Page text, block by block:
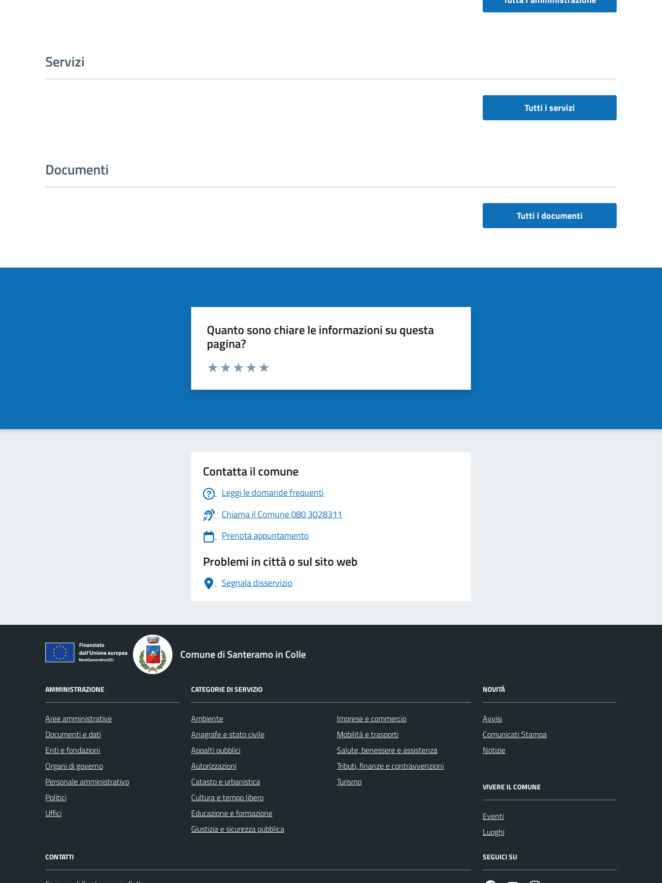
Servizi
Tutti i servizi
Documenti
Tutti i documenti
Quanto sono chiare le informazioni su questa
pagina?
Valuta da 1 a 5 stelle la pagina
Contatta il comune
Leggi le domande frequenti
Chiama il Comune 080 3028311
Prenota appuntamento
Problemi in città o sul sito web
Segnala disservizio
logo Unione Europea
Comune di Santeramo in Colle
AMMINISTRAZIONE
Aree amministrative
Documenti e dati
Enti e fondazioni
Organi di governo
Personale amministrativo
Politici
Uffici
CATEGORIE DI SERVIZIO
Ambiente
Anagrafe e stato civile
Appalti pubblici
Autorizzazioni
Catasto e urbanistica
Cultura e tempo libero
Educazione e formazione
Giustizia e sicurezza pubblica
Imprese e commercio
Mobilità e trasporti
Salute, benessere e assistenza
Tributi, finanze e contravvenzioni
Turismo
NOVITÀ
Avvisi
Comunicati Stampa
Notizie
VIVERE IL COMUNE
Eventi
Luoghi
CONTATTI SEGUICI SU